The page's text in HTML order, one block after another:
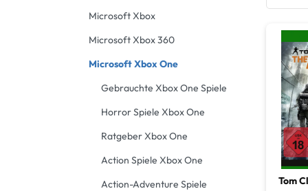
Microsoft Xbox
Microsoft Xbox 360
Microsoft Xbox One
Gebrauchte Xbox One Spiele
Horror Spiele Xbox One
Ratgeber Xbox One
Action Spiele Xbox One
Action-Adventure Spiele
Jump
Tom